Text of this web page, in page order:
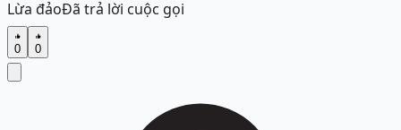
Lừa đảoĐã trả lời cuộc gọi
0 0